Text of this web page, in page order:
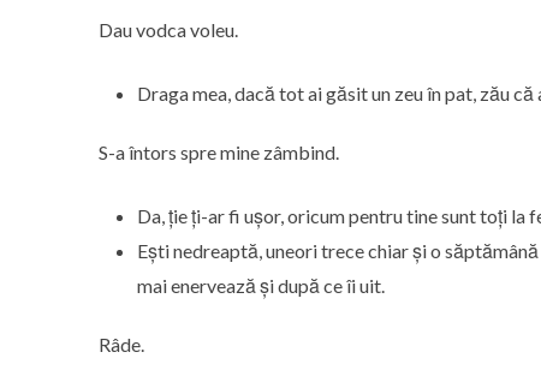
Dau vodca voleu.
Draga mea, dacă tot ai găsit un zeu în pat, zău că
S-a întors spre mine zâmbind.
Da, ție ți-ar fi ușor, oricum pentru tine sunt toți la
Ești nedreaptă, uneori trece chiar și o
mai enervează și după ce îi uit.
Râde.